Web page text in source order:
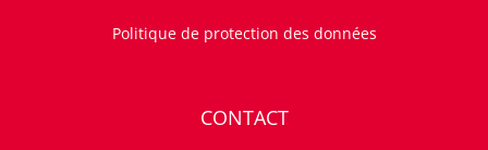
Politique de protection des données
CONTACT